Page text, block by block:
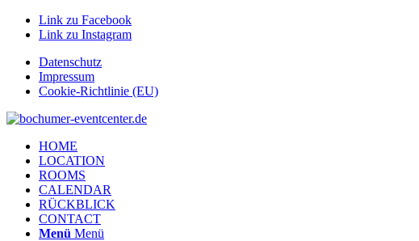
Link zu Facebook
Link zu Instagram
Datenschutz
Impressum
Cookie-Richtlinie (EU)
HOME
LOCATION
ROOMS
CALENDAR
RÜCKBLICK
CONTACT
Menü Menü